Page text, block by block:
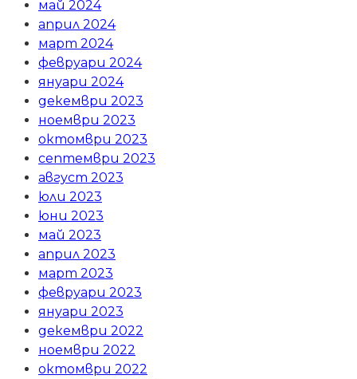
май 2024
април 2024
март 2024
февруари 2024
януари 2024
декември 2023
ноември 2023
октомври 2023
септември 2023
август 2023
юли 2023
юни 2023
май 2023
април 2023
март 2023
февруари 2023
януари 2023
декември 2022
ноември 2022
октомври 2022